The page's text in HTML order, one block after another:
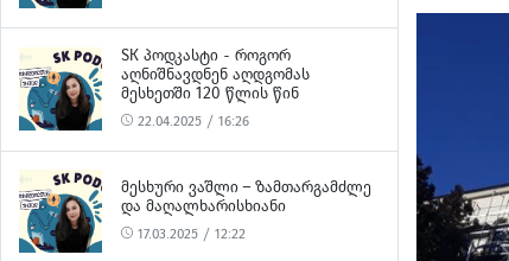
SK ᲞᲝᲓᲙᲐᲡᲢᲘ - ᲠᲝᲒᲝᲠ
ᲐᲦᲜᲘᲨᲜᲐᲕᲓᲜᲔᲜ ᲐᲦᲓᲒᲝᲛᲐᲡ
ᲛᲔᲡᲮᲔᲗᲨᲘ 120 ᲬᲚᲘᲡ ᲬᲘᲜ
22.04.2025 / 16:26
ᲛᲔᲡᲮᲣᲠᲘ ᲕᲐᲨᲚᲘ – ᲖᲐᲛᲗᲐᲠᲒᲐᲛᲫᲚᲔ
ᲓᲐ ᲛᲐᲦᲐᲚᲮᲐᲠᲘᲡᲮᲘᲐᲜᲘ
17.03.2025 / 12:22